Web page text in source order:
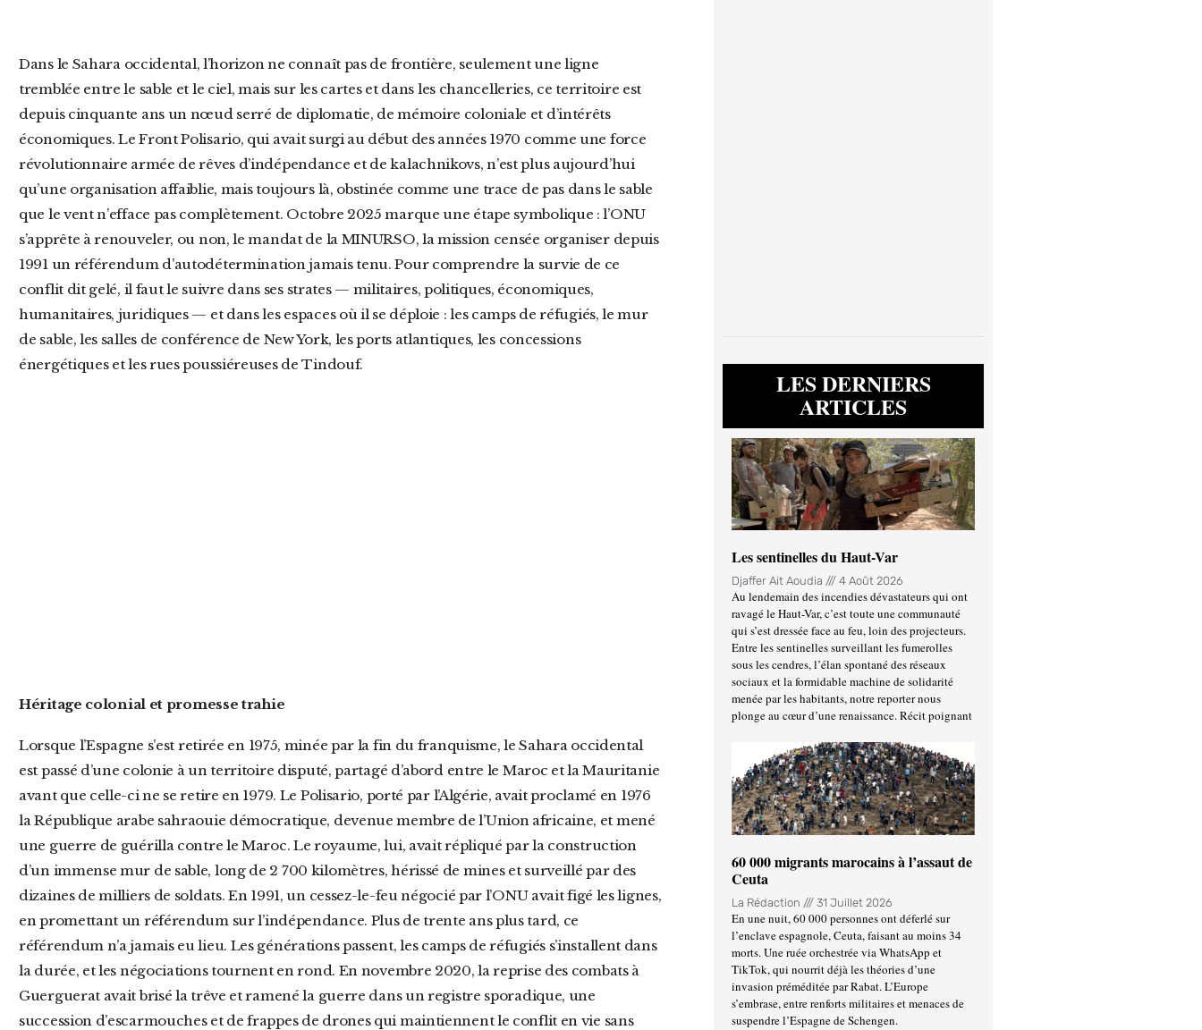
Dans le Sahara occidental, l’horizon ne connaît pas de frontière, seulement une ligne
tremblée entre le sable et le ciel, mais sur les cartes et dans les chancelleries, ce territoire est
depuis cinquante ans un nœud serré de diplomatie, de mémoire coloniale et d’intérêts
économiques. Le Front Polisario, qui avait surgi au début des années 1970 comme une force
révolutionnaire armée de rêves d’indépendance et de kalachnikovs, n’est plus aujourd’hui
qu’une organisation affaiblie, mais toujours là, obstinée comme une trace de pas dans le sable
que le vent n’efface pas complètement. Octobre 2025 marque une étape symbolique : l’ONU
s’apprête à renouveler, ou non, le mandat de la MINURSO, la mission censée organiser depuis
1991 un référendum d’autodétermination jamais tenu. Pour comprendre la survie de ce
conflit dit gelé, il faut le suivre dans ses strates — militaires, politiques, économiques,
humanitaires, juridiques — et dans les espaces où il se déploie : les camps de réfugiés, le mur
de sable, les salles de conférence de New York, les ports atlantiques, les concessions
énergétiques et les rues poussiéreuses de Tindouf.
Héritage colonial et promesse trahie
Lorsque l’Espagne s’est retirée en 1975, minée par la fin du franquisme, le Sahara occidental
est passé d’une colonie à un territoire disputé, partagé d’abord entre le Maroc et la Mauritanie
avant que celle-ci ne se retire en 1979. Le Polisario, porté par l’Algérie, avait proclamé en 1976
la République arabe sahraouie démocratique, devenue membre de l’Union africaine, et mené
une guerre de guérilla contre le Maroc. Le royaume, lui, avait répliqué par la construction
d’un immense mur de sable, long de 2 700 kilomètres, hérissé de mines et surveillé par des
dizaines de milliers de soldats. En 1991, un cessez-le-feu négocié par l’ONU avait figé les lignes,
en promettant un référendum sur l’indépendance. Plus de trente ans plus tard, ce
référendum n’a jamais eu lieu. Les générations passent, les camps de réfugiés s’installent dans
la durée, et les négociations tournent en rond. En novembre 2020, la reprise des combats à
Guerguerat avait brisé la trêve et ramené la guerre dans un registre sporadique, une
succession d’escarmouches et de frappes de drones qui maintiennent le conflit en vie sans
LES DERNIERS
ARTICLES
Les sentinelles du Haut-Var
Djaffer Ait Aoudia 4 Août 2026
Au lendemain des incendies dévastateurs qui ont
ravagé le Haut-Var, c’est toute une communauté
qui s’est dressée face au feu, loin des projecteurs.
Entre les sentinelles surveillant les fumerolles
sous les cendres, l’élan spontané des réseaux
sociaux et la formidable machine de solidarité
menée par les habitants, notre reporter nous
plonge au cœur d’une renaissance. Récit poignant
60 000 migrants marocains à l’assaut de
Ceuta
La Rédaction 31 Juillet 2026
En une nuit, 60 000 personnes ont déferlé sur
l’enclave espagnole, Ceuta, faisant au moins 34
morts. Une ruée orchestrée via WhatsApp et
TikTok, qui nourrit déjà les théories d’une
invasion préméditée par Rabat. L’Europe
s’embrase, entre renforts militaires et menaces de
suspendre l’Espagne de Schengen.